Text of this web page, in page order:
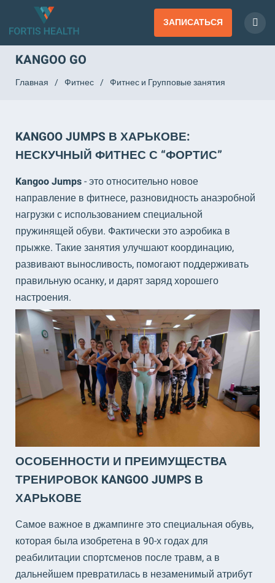
ЗАПИСАТЬСЯ
KANGOO GO
Главная / Фитнес / Фитнес и Групповые занятия
KANGOO JUMPS В ХАРЬКОВЕ:
НЕСКУЧНЫЙ ФИТНЕС С “ФОРТИС”
Kangoo Jumps- это относительно новое
направление в фитнесе, разновидность анаэробной
нагрузки с использованием специальной
пружинящей обуви. Фактически это аэробика в
прыжке. Такие занятия улучшают координацию,
развивают выносливость, помогают поддерживать
правильную осанку, и дарят заряд хорошего
настроения.
ОСОБЕННОСТИ И ПРЕИМУЩЕСТВА
ТРЕНИРОВОК KANGOO JUMPS В
ХАРЬКОВЕ
Самое важное в джампинге это специальная обувь,
которая была изобретена в 90-х годах для
реабилитации спортсменов после травм, а в
дальнейшем превратилась в незаменимый атрибут